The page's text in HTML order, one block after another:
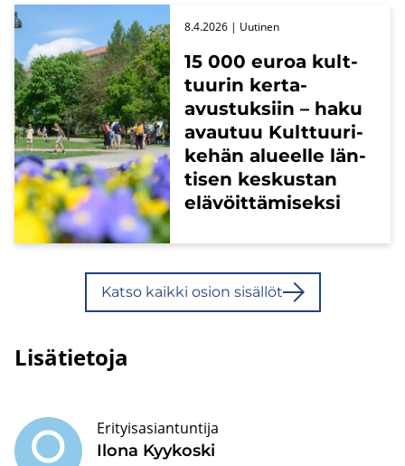
15 000 euroa kult­
tuu­rin kerta-​
avustuksiin – haku
avau­tuu Kult­tuu­ri­
ke­hän alu­eel­le län­
ti­sen kes­kus­tan
elä­vöit­tä­mi­sek­si
8.4.2026 | Uu­ti­nen
Katso kaik­ki osion si­säl­löt
Lisätietoja
Ilona Kyy­kos­ki
Erityisasiantuntija